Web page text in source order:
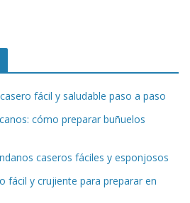
fácil y saludable paso a paso
cómo preparar buñuelos
caseros fáciles y esponjosos
fácil y crujiente para preparar en